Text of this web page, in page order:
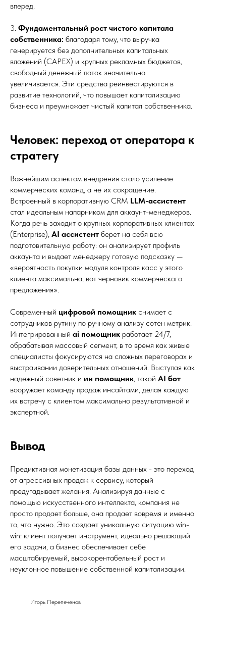
вперед.
3. Фундаментальный рост чистого капитала
собственника: благодаря тому, что выручка
генерируется без дополнительных капитальных
вложений (CAPEX) и крупных рекламных бюджетов,
свободный денежный поток значительно
увеличивается. Эти средства реинвестируются в
развитие технологий, что повышает капитализацию
бизнеса и преумножает чистый капитал собственника.
Человек: переход от оператора к
стратегу
Важнейшим аспектом внедрения стало усиление
коммерческих команд, а не их сокращение.
Встроенный в корпоративную CRM LLM-ассистент
стал идеальным напарником для аккаунт-менеджеров.
Когда речь заходит о крупных корпоративных клиентах
(Enterprise), AI ассистент берет на себя всю
подготовительную работу: он анализирует профиль
аккаунта и выдает менеджеру готовую подсказку —
«вероятность покупки модуля контроля касс у этого
клиента максимальна, вот черновик коммерческого
предложения».
Современный цифровой помощник снимает с
сотрудников рутину по ручному анализу сотен метрик.
Интегрированный ai помощник работает 24/7,
обрабатывая массовый сегмент, в то время как живые
специалисты фокусируются на сложных переговорах и
выстраивании доверительных отношений. Выступая как
надежный советник и ии помощник, такой AI бот
вооружает команду продаж инсайтами, делая каждую
их встречу с клиентом максимально результативной и
экспертной.
Вывод
Предиктивная монетизация базы данных - это переход
от агрессивных продаж к сервису, который
предугадывает желания. Анализируя данные с
помощью искусственного интеллекта, компания не
просто продает больше, она продает вовремя и именно
то, что нужно. Это создает уникальную ситуацию win-
win: клиент получает инструмент, идеально решающий
его задачи, а бизнес обеспечивает себе
масштабируемый, высокорентабельный рост и
неуклонное повышение собственной капитализации.
Игорь Перепеченов
Мои контакты
Доступен для общения по телефону, электронной
почте и в мессенджерах в рабочее время: Пн–Пт с
+7 (980) 459-15-76